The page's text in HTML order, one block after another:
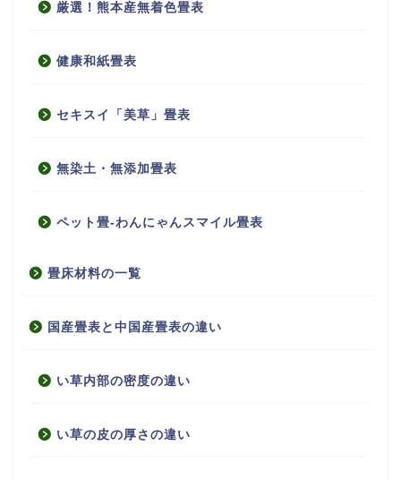
厳選！熊本産無着色畳表
健康和紙畳表
セキスイ「美草」畳表
無染土・無添加畳表
ペット畳-わんにゃんスマイル畳表
畳床材料の一覧
国産畳表と中国産畳表の違い
い草内部の密度の違い
い草の皮の厚さの違い